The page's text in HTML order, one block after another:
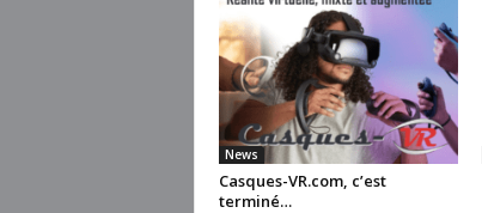
News
Casques-VR.com, c’est
terminé…